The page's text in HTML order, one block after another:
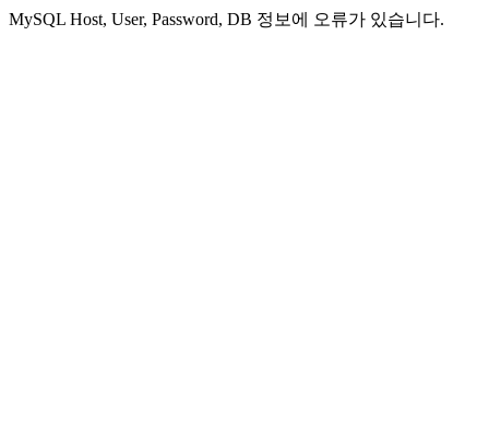
MySQL Host, User, Password, DB 정보에 오류가 있습니다.